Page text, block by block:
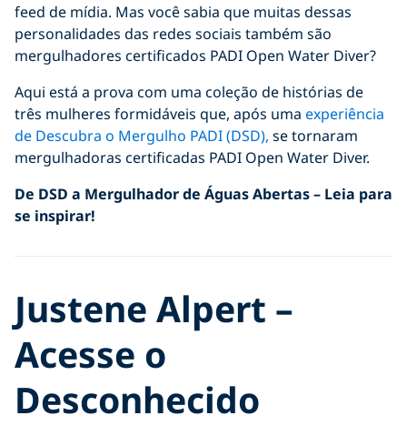
feed de mídia. Mas você sabia que muitas dessas
personalidades das redes sociais também são
mergulhadores certificados PADI Open Water Diver?
Aqui está a prova com uma coleção de histórias de
três mulheres formidáveis que, após uma experiência
de Descubra o Mergulho PADI (DSD), se tornaram
mergulhadoras certificadas PADI Open Water Diver.
De DSD a Mergulhador de Águas Abertas – Leia para
se inspirar!
Justene Alpert –
Acesse o
Desconhecido